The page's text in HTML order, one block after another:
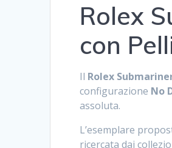
Rolex
con
Il Rolex
configurazione No
assoluta.
L’esemplare
ricercata dai